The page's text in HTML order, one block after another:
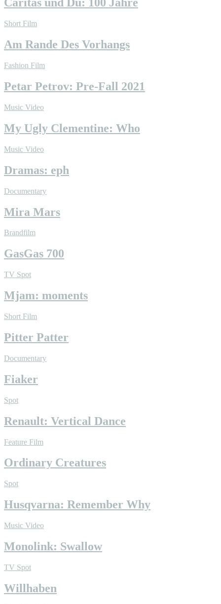
Caritas und Du: 100 Jahre
Short Film
Am Rande Des Vorhangs
Fashion Film
Petar Petrov: Pre-Fall 2021
Music Video
My Ugly Clementine: Who
Music Video
Dramas: eph
Documentary
Mira Mars
Brandfilm
GasGas 700
TV Spot
Mjam: moments
Short Film
Pitter Patter
Documentary
Fiaker
Spot
Renault: Vertical Dance
Feature Film
Ordinary Creatures
Spot
Husqvarna: Remember Why
Music Video
Monolink: Swallow
TV Spot
Willhaben